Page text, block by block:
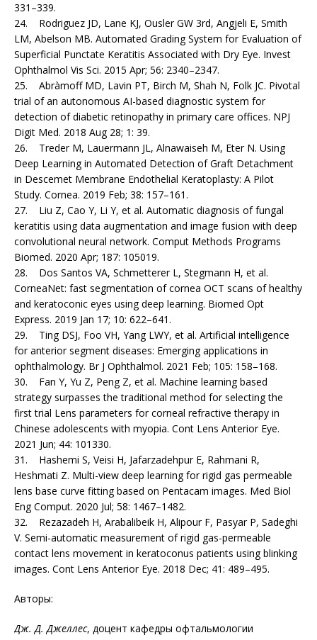
331–339.
24. Rodriguez JD, Lane KJ, Ousler GW 3rd, Angjeli E, Smith
LM, Abelson MB. Automated Grading System for Evaluation of
Superficial Punctate Keratitis Associated with Dry Eye. Invest
Ophthalmol Vis Sci. 2015 Apr; 56: 2340–2347.
25. Abràmoff MD, Lavin PT, Birch M, Shah N, Folk JC. Pivotal
trial of an autonomous AI-based diagnostic system for
detection of diabetic retinopathy in primary care offices. NPJ
Digit Med. 2018 Aug 28; 1: 39.
26. Treder M, Lauermann JL, Alnawaiseh M, Eter N. Using
Deep Learning in Automated Detection of Graft Detachment
in Descemet Membrane Endothelial Kerato­plasty: A Pilot
Study. Cornea. 2019 Feb; 38: 157–161.
27. Liu Z, Cao Y, Li Y, et al. Automatic diagnosis of fungal
keratitis using data augmentation and image fusion with deep
convolutional neural network. Comput Methods Programs
Biomed. 2020 Apr; 187: 105019.
28. Dos Santos VA, Schmetterer L, Stegmann H, et al.
CorneaNet: fast segmentation of cornea OCT scans of healthy
and keratoconic eyes using deep learning. Biomed Opt
Express. 2019 Jan 17; 10: 622–641.
29. Ting DSJ, Foo VH, Yang LWY, et al. Artificial intelligence
for anterior segment diseases: Emerging applications in
ophthalmology. Br J Ophthalmol. 2021 Feb; 105: 158–168.
30. Fan Y, Yu Z, Peng Z, et al. Machine learning based
strategy surpasses the traditional method for selecting the
first trial Lens parameters for corneal refractive therapy in
Chinese adolescents with myopia. Cont Lens Anterior Eye.
2021 Jun; 44: 101330.
31. Hashemi S, Veisi H, Jafarzadehpur E, Rahmani R,
Heshmati Z. Multi-view deep learning for rigid gas permeable
lens base curve fitting based on Pentacam images. Med Biol
Eng Comput. 2020 Jul; 58: 1467–1482.
32. Rezazadeh H, Arabalibeik H, Alipour F, Pasyar P, Sadeghi
V. Semi-automatic measurement of rigid gas-permeable
contact lens movement in keratoconus patients using blinking
images. Cont Lens Anterior Eye. 2018 Dec; 41: 489–495.
Авторы:
Дж. Д. Джеллес, доцент кафедры офтальмологии